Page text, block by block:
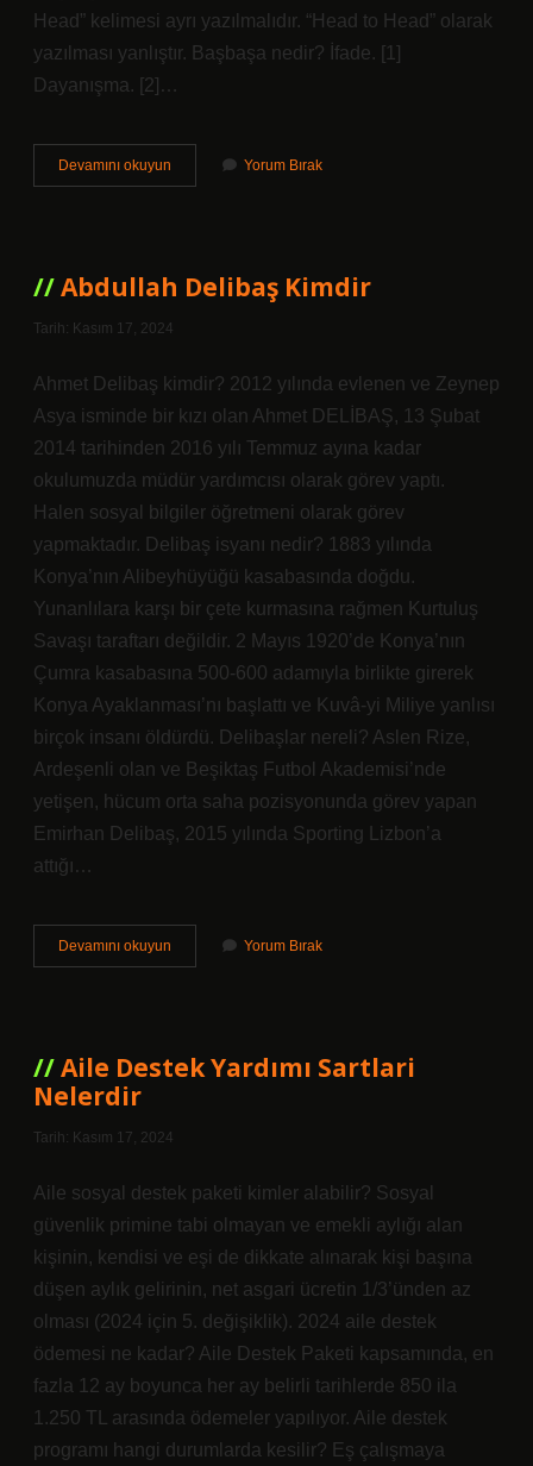
Head” kelimesi ayrı yazılmalıdır. “Head to Head” olarak
yazılması yanlıştır. Başbaşa nedir? İfade. [1]
Dayanışma. [2]…
Devamını okuyun Başbaşa
Birleşik
Yorum Bırak
Abdullah Delibaş Kimdir
Tarih: Kasım 17, 2024
Ahmet Delibaş kimdir? 2012 yılında evlenen ve Zeynep
Asya isminde bir kızı olan Ahmet DELİBAŞ, 13 Şubat
2014 tarihinden 2016 yılı Temmuz ayına kadar
okulumuzda müdür yardımcısı olarak görev yaptı.
Halen sosyal bilgiler öğretmeni olarak görev
yapmaktadır. Delibaş isyanı nedir? 1883 yılında
Konya’nın Alibeyhüyüğü kasabasında doğdu.
Yunanlılara karşı bir çete kurmasına rağmen Kurtuluş
Savaşı taraftarı değildir. 2 Mayıs 1920’de Konya’nın
Çumra kasabasına 500-600 adamıyla birlikte girerek
Konya Ayaklanması’nı başlattı ve Kuvâ-yi Miliye yanlısı
birçok insanı öldürdü. Delibaşlar nereli? Aslen Rize,
Ardeşenli olan ve Beşiktaş Futbol Akademisi’nde
yetişen, hücum orta saha pozisyonunda görev yapan
Emirhan Delibaş, 2015 yılında Sporting Lizbon’a
attığı…
Devamını okuyun Abdullah
Delibaş
Yorum Bırak
Aile Destek Yardımı Sartlari
Nelerdir
Tarih: Kasım 17, 2024
Aile sosyal destek paketi kimler alabilir? Sosyal
güvenlik primine tabi olmayan ve emekli aylığı alan
kişinin, kendisi ve eşi de dikkate alınarak kişi başına
düşen aylık gelirinin, net asgari ücretin 1/3’ünden az
olması (2024 için 5. değişiklik). 2024 aile destek
ödemesi ne kadar? Aile Destek Paketi kapsamında, en
fazla 12 ay boyunca her ay belirli tarihlerde 850 ila
1.250 TL arasında ödemeler yapılıyor. Aile destek
programı hangi durumlarda kesilir? Eş çalışmaya